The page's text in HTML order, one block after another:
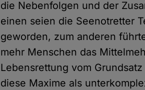
die Nebenfolgen und der
einen seien die Seenotretter
geworden, zum anderen
mehr Menschen das
Lebensrettung vom
diese Maxime als